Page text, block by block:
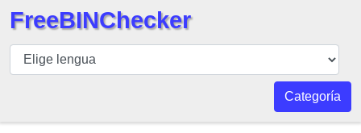
BIN
Inspector
FreeBINChecker
Categoría